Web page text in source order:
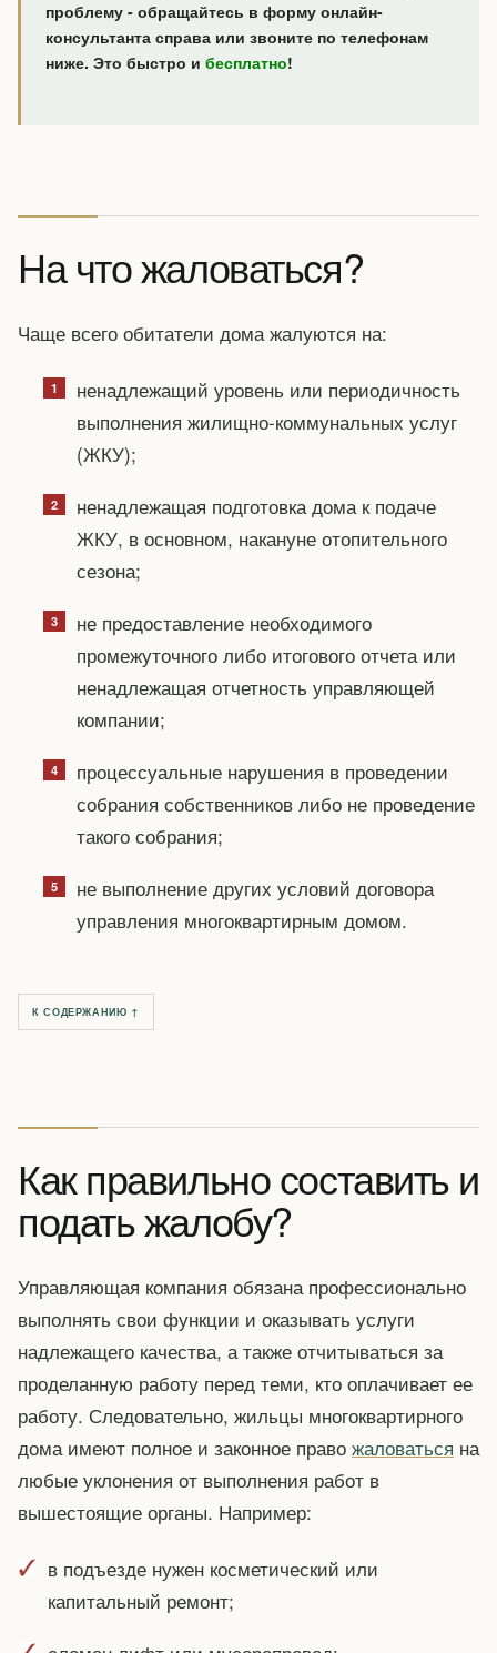
проблему - обращайтесь в форму онлайн-
консультанта справа или звоните по телефонам
ниже. Это быстро и бесплатно!
На что жаловаться?
Чаще всего обитатели дома жалуются на:
ненадлежащий уровень или периодичность
выполнения жилищно-коммунальных услуг
(ЖКУ);
ненадлежащая подготовка дома к подаче
ЖКУ, в основном, накануне отопительного
сезона;
не предоставление необходимого
промежуточного либо итогового отчета или
ненадлежащая отчетность управляющей
компании;
процессуальные нарушения в проведении
собрания собственников либо не проведение
такого собрания;
не выполнение других условий договора
управления многоквартирным домом.
К СОДЕРЖАНИЮ ↑
Как правильно составить и
подать жалобу?
Управляющая компания обязана профессионально
выполнять свои функции и оказывать услуги
надлежащего качества, а также отчитываться за
проделанную работу перед теми, кто оплачивает ее
работу. Следовательно, жильцы многоквартирного
дома имеют полное и законное право жаловаться на
любые уклонения от выполнения работ в
вышестоящие органы. Например:
в подъезде нужен косметический или
капитальный ремонт;